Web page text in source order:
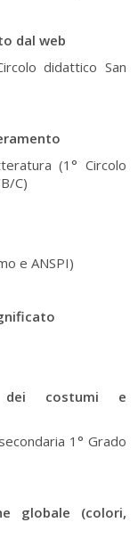
dal web
didattico San
(1° Circolo
C)
e ANSPI)
dei costumi e
1° Grado
globale (colori,